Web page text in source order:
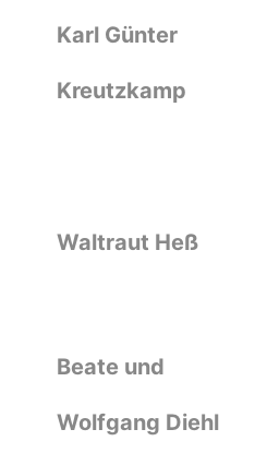
Karl Günter
Kreutzkamp
Waltraut Heß
Beate und
Wolfgang Diehl